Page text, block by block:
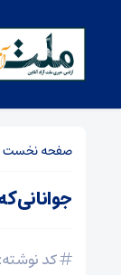
صفحه نخست
جوانانی
کد نوشته: 4651